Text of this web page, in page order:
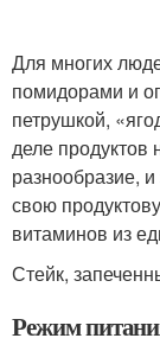
Для многих
помидорами и
петрушкой,
деле продуктов
разнообразие,
свою
витаминов из
Стейк,
Режим